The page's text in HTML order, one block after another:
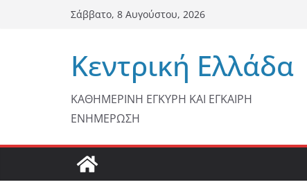
Σάββατο, 8 Αυγούστου, 2026
Κεντρική Ελλάδα
ΚΑΘΗΜΕΡΙΝΗ ΕΓΚΥΡΗ ΚΑΙ ΕΓΚΑΙΡΗ
ΕΝΗΜΕΡΩΣΗ